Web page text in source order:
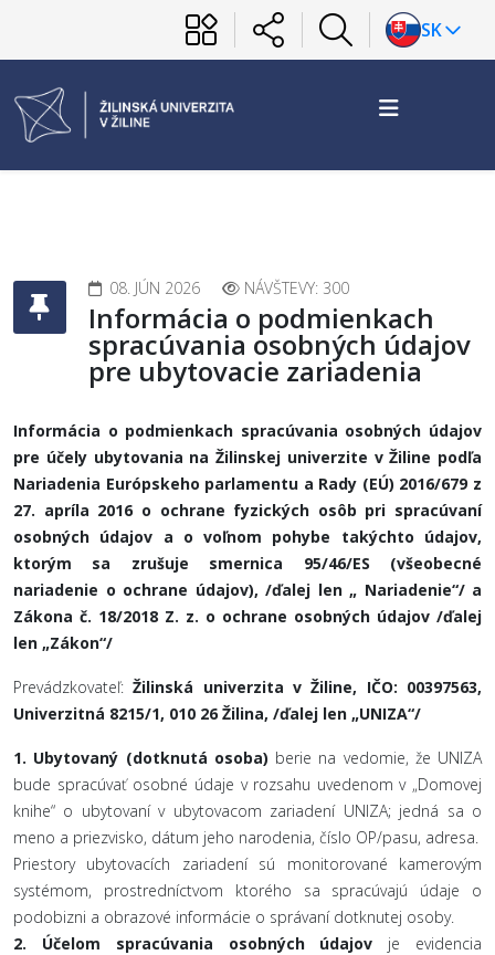
SK
08. JÚN 2026 NÁVŠTEVY: 300
Informácia o podmienkach
spracúvania osobných údajov
pre ubytovacie zariadenia
Informácia o podmienkach spracúvania osobných údajov
pre účely ubytovania na Žilinskej univerzite v Žiline podľa
Nariadenia Európskeho parlamentu a Rady (EÚ) 2016/679 z
27. apríla 2016 o ochrane fyzických osôb pri spracúvaní
osobných údajov a o voľnom pohybe takýchto údajov,
ktorým sa zrušuje smernica 95/46/ES (všeobecné
nariadenie o ochrane údajov), /ďalej len „ Nariadenie“/ a
Zákona č. 18/2018 Z. z. o ochrane osobných údajov /ďalej
len „Zákon“/
Prevádzkovateľ: Žilinská univerzita v Žiline, IČO: 00397563,
Univerzitná 8215/1, 010 26 Žilina, /ďalej len „UNIZA“/
1. Ubytovaný (dotknutá osoba) berie na vedomie, že UNIZA
bude spracúvať osobné údaje v rozsahu uvedenom v „Domovej
knihe“ o ubytovaní v ubytovacom zariadení UNIZA; jedná sa o
meno a priezvisko, dátum jeho narodenia, číslo OP/pasu, adresa.
Priestory ubytovacích zariadení sú monitorované kamerovým
systémom, prostredníctvom ktorého sa spracúvajú údaje o
podobizni a obrazové informácie o správaní dotknutej osoby.
2.
Účelom spracúvania osobných údajov je evidencia